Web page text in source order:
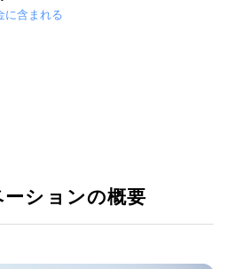
に含まれる
ションの概要